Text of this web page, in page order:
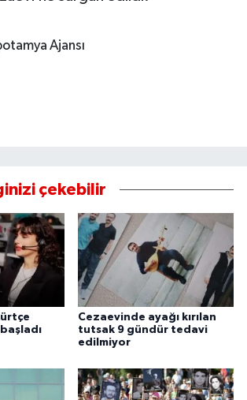
Ajansı
çekebilir
Cezaevinde ayağı kırılan
tutsak 9 gündür tedavi
edilmiyor